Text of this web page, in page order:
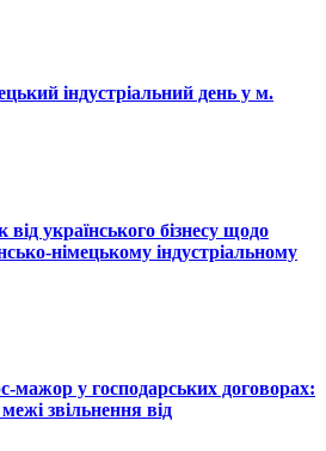
індустріальний день у м.
українського бізнесу щодо
німецькому індустріальному
у господарських договорах:
звільнення від